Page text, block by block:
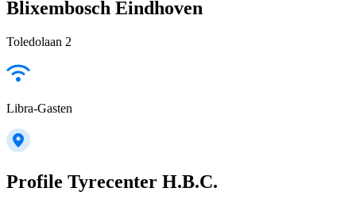
Blixembosch Eindhoven
Toledolaan 2
Libra-Gasten
Profile Tyrecenter H.B.C.